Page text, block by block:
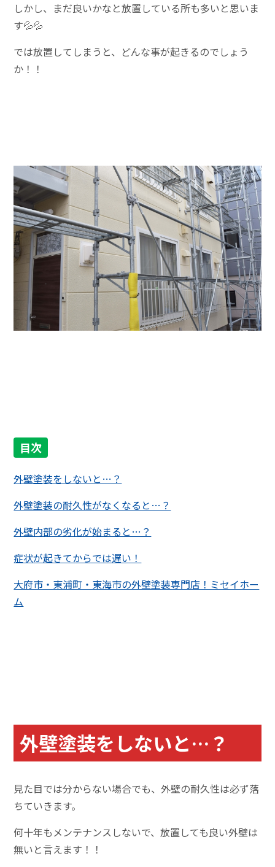
しかし、まだ良いかなと放置している所も多いと思いま
す💦💦
では放置してしまうと、どんな事が起きるのでしょう
か！！
目次
外壁塗装をしないと…？
外壁塗装の耐久性がなくなると…？
外壁内部の劣化が始まると…？
症状が起きてからでは遅い！
大府市・東浦町・東海市の外壁塗装専門店！ミセイホー
ム
外壁塗装をしないと…？
見た目では分からない場合でも、外壁の耐久性は必ず落
ちていきます。
何十年もメンテナンスしないで、放置しても良い外壁は
無いと言えます！！